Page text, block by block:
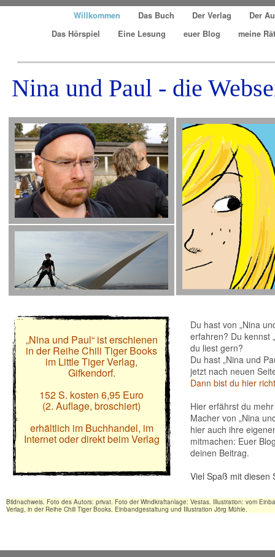
Willkommen Das Buch Der Verlag
Der
Das Hörspiel
Eine Lesung euer Blog meine
Nina und Paul - die
Du hast von „Nina
erfahren? Du kennst
du liest gern?
Du hast „Nina und
jetzt nach neuen
Dann bist du hier
Hier erfährst du
Macher von „Nina
hier auch ihre
mitmachen: Euer
deinen Beitrag.
Viel Spaß mit diesen
Bildnachweis. Foto des Autors: privat. Foto der Windkraftanlage: Vestas. Illustration: vom
Verlag, in der Reihe Chili Tiger Books. Einbandgestaltung und Illustration Jörg Mühle.
„Nina und Paul“ ist erschienen
in der Reihe Chili Tiger Books
im Little Tiger Verlag,
Gifkendorf.
152 S. kosten 6,95 Euro
(2. Auflage, broschiert)
erhältlich im Buchhandel, im
Internet oder direkt beim Verlag